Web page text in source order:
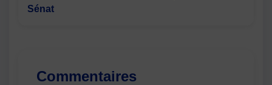
Sénat
Commentaires